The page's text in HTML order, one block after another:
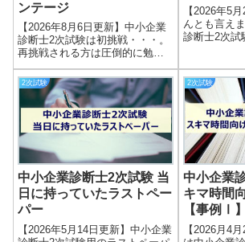
ンテージ
【2026年8月6日更新】中小企業
診断士2次試験は初挑戦・・・。
再挑戦される方は圧倒的に勉強
しているし太刀打ちなんてでき
るのだろうか。。。中小企業診
断士2次試験は初挑戦の方だけで
なく、再挑戦組も多数参戦する
試験です。すでに1年以上勉強し
てき...
【2026年5
んとも言え
診断士2次試
中小企業診
難関である
まで長期間
2次試験
中小企業診断士2次試験 当
日に持っていたラストペー
パー
【2026年5月14日更新】中小企業
2次試験
中小企業
キマ時間
【事例Ⅰ】
【2026月4